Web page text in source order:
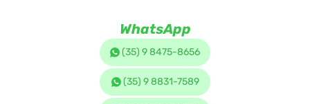
WhatsApp
(35) 9 8475-8656
(35) 9 8831-7589